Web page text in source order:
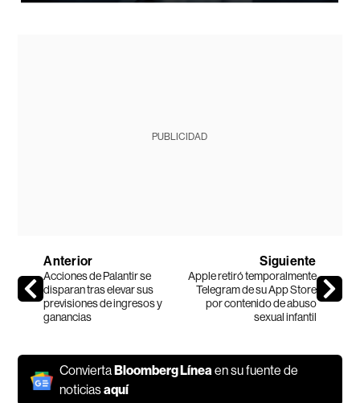
PUBLICIDAD
Anterior
Acciones de Palantir se
disparan tras elevar sus
previsiones de ingresos y
ganancias
Siguiente
Apple retiró temporalmente
Telegram de su App Store
por contenido de abuso
sexual infantil
ConviertaBloomberg Líneaen su fuente de
noticiasaquí